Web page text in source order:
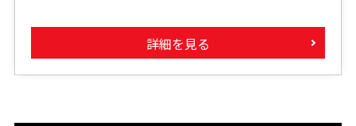
詳細を見る